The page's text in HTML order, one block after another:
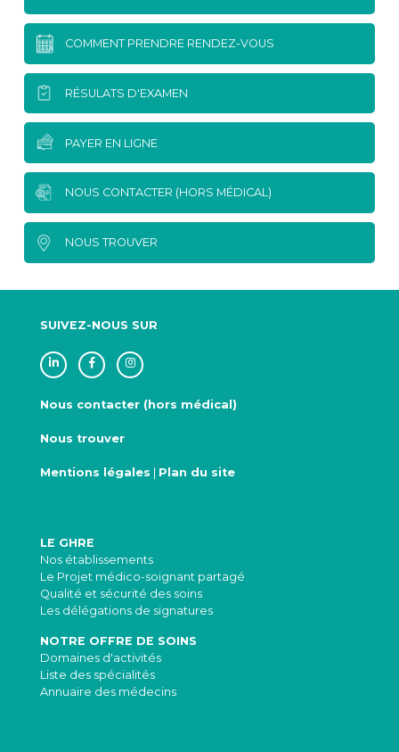
COMMENT PRENDRE RENDEZ-VOUS
RÉSULATS D'EXAMEN
PAYER EN LIGNE
NOUS CONTACTER (HORS MÉDICAL)
NOUS TROUVER
SUIVEZ-NOUS SUR
Nous contacter (hors médical)
Nous trouver
Mentions légales | Plan du site
LE GHRE
Nos établissements
Le Projet médico-soignant partagé
Qualité et sécurité des soins
Les délégations de signatures
NOTRE OFFRE DE SOINS
Domaines d'activités
Liste des spécialités
Annuaire des médecins